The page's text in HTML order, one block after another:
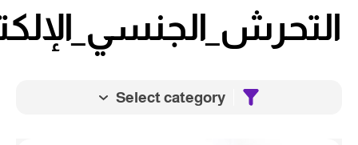
Select category